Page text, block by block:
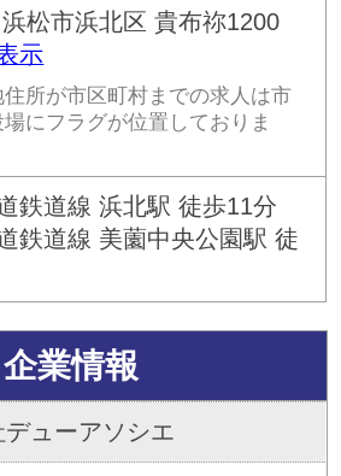
浜松市浜北区 貴布祢1200
示
所が市区町村までの求人は市
場にフラグが位置しておりま
鉄道線 浜北駅 徒歩11分
鉄道線 美薗中央公園駅 徒
企業情報
ューアソシエ